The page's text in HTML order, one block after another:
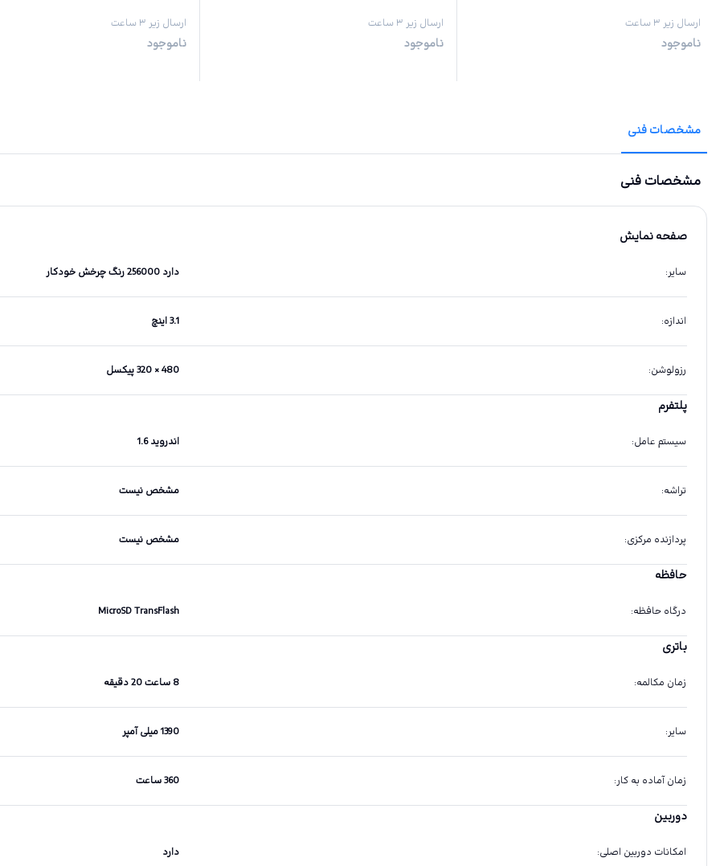
ارسال زیر ۳ ساعت
ناموجود
ارسال زیر ۳ ساعت
ناموجود
ارسال زیر ۳ ساعت
ناموجود
مشخصات فنی
مشخصات فنی
صفحه نمایش
سایر: دارد 256000 رنگ چرخش خودکار
اندازه: 3.1 اینچ
رزولوشن: 480 × 320 پیکسل
پلتفرم
سیستم عامل: اندروید 1.6
تراشه: مشخص نیست
پردازنده مرکزی: مشخص نیست
حافظه
درگاه حافظه:
MicroSD TransFlash
باتری
زمان مکالمه: 8 ساعت 20 دقیقه
سایر: 1390 میلی آمپر
زمان آماده به کار: 360 ساعت
دوربین
امکانات دوربین اصلی: دارد